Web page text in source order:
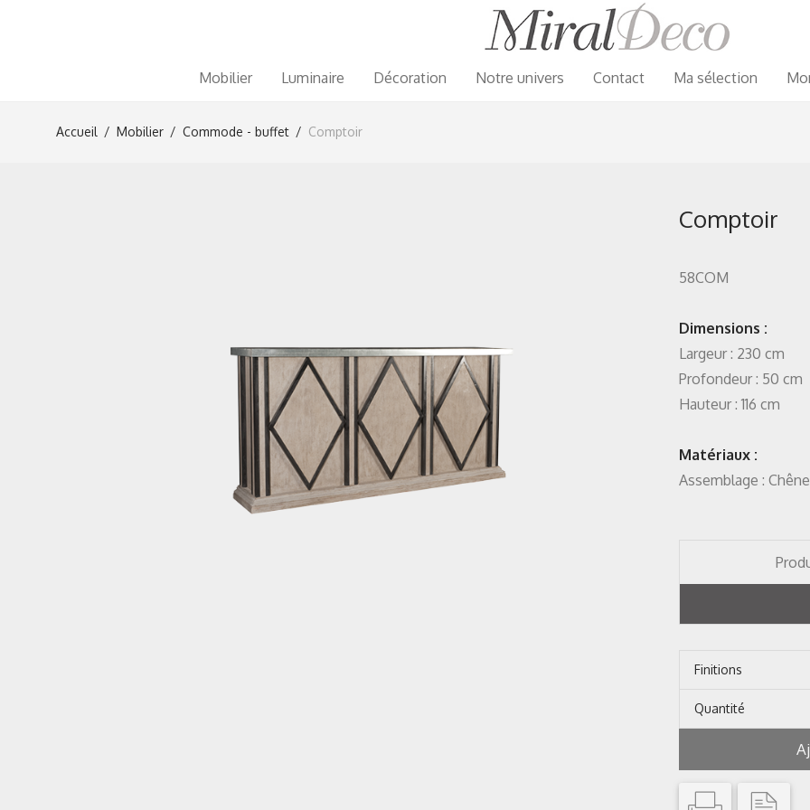
Mobilier Luminaire Décoration Notre univers Contact Ma sélection
Accueil / Mobilier / Commode - buffet / Comptoir
Comptoir
58COM
Dimensions :
Largeur : 230 cm
Profondeur : 50 cm
Hauteur : 116 cm
Matériaux :
Assemblage :
Finitions
Quantité